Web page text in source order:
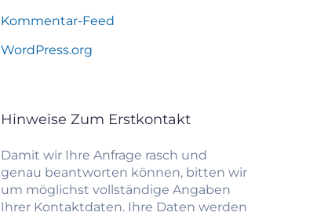
Kommentar-Feed
WordPress.org
Hinweise Zum Erstkontakt
Damit wir Ihre Anfrage rasch und
genau beantworten können, bitten wir
um möglichst vollständige Angaben
Ihrer Kontaktdaten. Ihre Daten werden